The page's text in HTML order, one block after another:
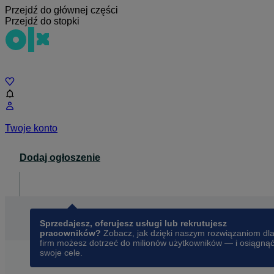
Przejdź do głównej części
Przejdź do stopki
Twoje konto
Dodaj ogłoszenie
Sprzedajesz, oferujesz usługi lub rekrutujesz
pracowników? Zobacz, jak dzięki naszym rozwiązaniom dla
firm możesz dotrzeć do milionów użytkowników — i osiągnąć
swoje cele.